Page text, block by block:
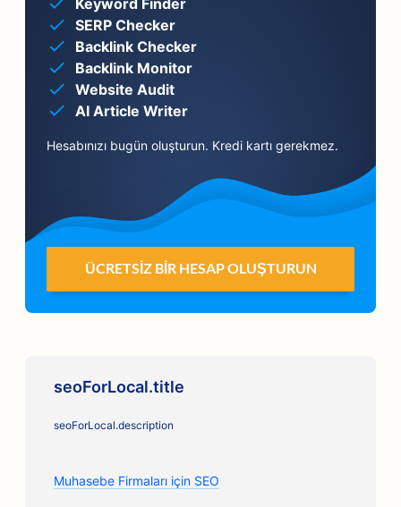
Keyword Finder
SERP Checker
Backlink Checker
Backlink Monitor
Website Audit
AI Article Writer
Hesabınızı bugün oluşturun. Kredi kartı gerekmez.
ÜCRETSIZ BIR HESAP OLUŞTURUN
seoForLocal.title
seoForLocal.description
Muhasebe Firmaları için SEO